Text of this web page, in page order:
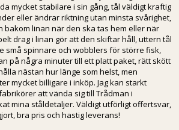
mycket stabilare i sin gång, tål väldigt kraftig
eller ändrar riktning utan minsta svårighet,
bakom linan när den ska tas hem eller när
drag i linan gör att den skiftar håll, uttern tål
små spinnare och wobblers för större fisk,
på några minuter till ett platt paket, rätt skött
nästan hur länge som helst, men
mycket billigare i inköp. Jag kan starkt
att vända sig till Trådman i
mina ståldetaljer. Väldigt utförligt offertsvar,
bra pris och hastig leverans!